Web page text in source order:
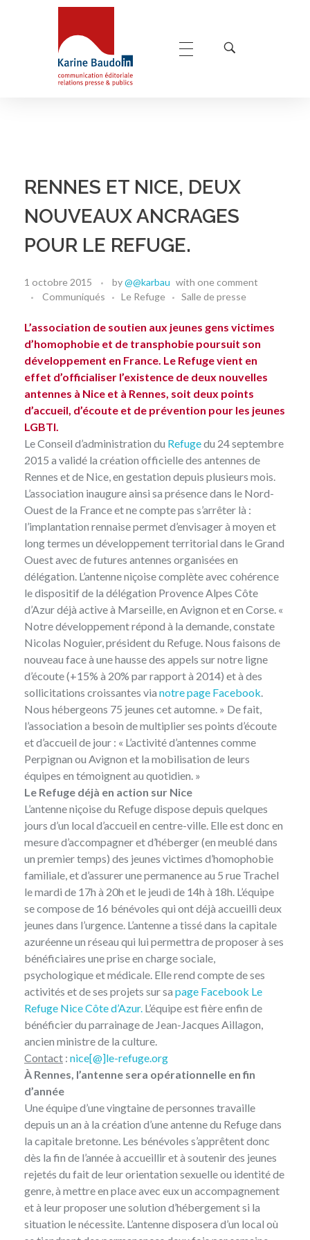
RENNES ET NICE, DEUX
NOUVEAUX ANCRAGES
POUR LE REFUGE.
1 octobre 2015 by@@karbau with one comment
Communiqués
Le Refuge Salle de presse
L’association de soutien aux jeunes gens victimes
d’homophobie et de transphobie poursuit son
développement en France. Le Refuge vient en
effet d’officialiser l’existence de deux nouvelles
antennes à Nice et à Rennes, soit deux points
d’accueil, d’écoute et de prévention pour les jeunes
LGBTI.
Le Conseil d’administration du Refugedu 24 septembre
2015 a validé la création officielle des antennes de
Rennes et de Nice, en gestation depuis plusieurs mois.
L’association inaugure ainsi sa présence dans le Nord-
Ouest de la France et ne compte pas s’arrêter là :
l’implantation rennaise permet d’envisager à moyen et
long termes un développement territorial dans le Grand
Ouest avec de futures antennes organisées en
délégation. L’antenne niçoise complète avec cohérence
le dispositif de la délégation Provence Alpes Côte
d’Azur déjà active à Marseille, en Avignon et en Corse. «
Notre développement répond à la demande, constate
Nicolas Noguier, président du Refuge. Nous faisons de
nouveau face à une hausse des appels sur notre ligne
d’écoute (+15% à 20% par rapport à 2014) et à des
sollicitations croissantes via notre page Facebook
Nous hébergeons 75 jeunes cet automne. » De fait,
l’association a besoin de multiplier ses points d’écoute
et d’accueil de jour : « L’activité d’antennes comme
Perpignan ou Avignon et la mobilisation de leurs
équipes en témoignent au quotidien. »
Le Refuge déjà en action sur Nice
L’antenne niçoise du Refuge dispose depuis quelques
jours d’un local d’accueil en centre-ville. Elle est donc en
mesure d’accompagner et d’héberger (en meublé dans
un premier temps) des jeunes victimes d’homophobie
familiale, et d’assurer une permanence au 5 rue Trachel
le mardi de 17h à 20h et le jeudi de 14h à 18h. L’équipe
se compose de 16 bénévoles qui ont déjà accueilli deux
jeunes dans l’urgence. L’antenne a tissé dans la capitale
azuréenne un réseau qui lui permettra de proposer à ses
bénéficiaires une prise en charge sociale,
psychologique et médicale. Elle rend compte de ses
activités et de ses projets sur sa page Facebook Le
Refuge Nice Côte d’Azur. L’équipe est fière enfin de
bénéficier du parrainage de Jean-Jacques Aillagon,
ancien ministre de la culture.
Contact : nice[@]le-refuge.org
À Rennes, l’antenne sera opérationnelle en fin
d’année
Une équipe d’une vingtaine de personnes travaille
depuis un an à la création d’une antenne du Refuge dans
la capitale bretonne. Les bénévoles s’apprêtent donc
dès la fin de l’année à accueillir et à soutenir des jeunes
rejetés du fait de leur orientation sexuelle ou identité de
genre, à mettre en place avec eux un accompagnement
et à leur proposer une solution d’hébergement si la
situation le nécessite. L’antenne disposera d’un local où